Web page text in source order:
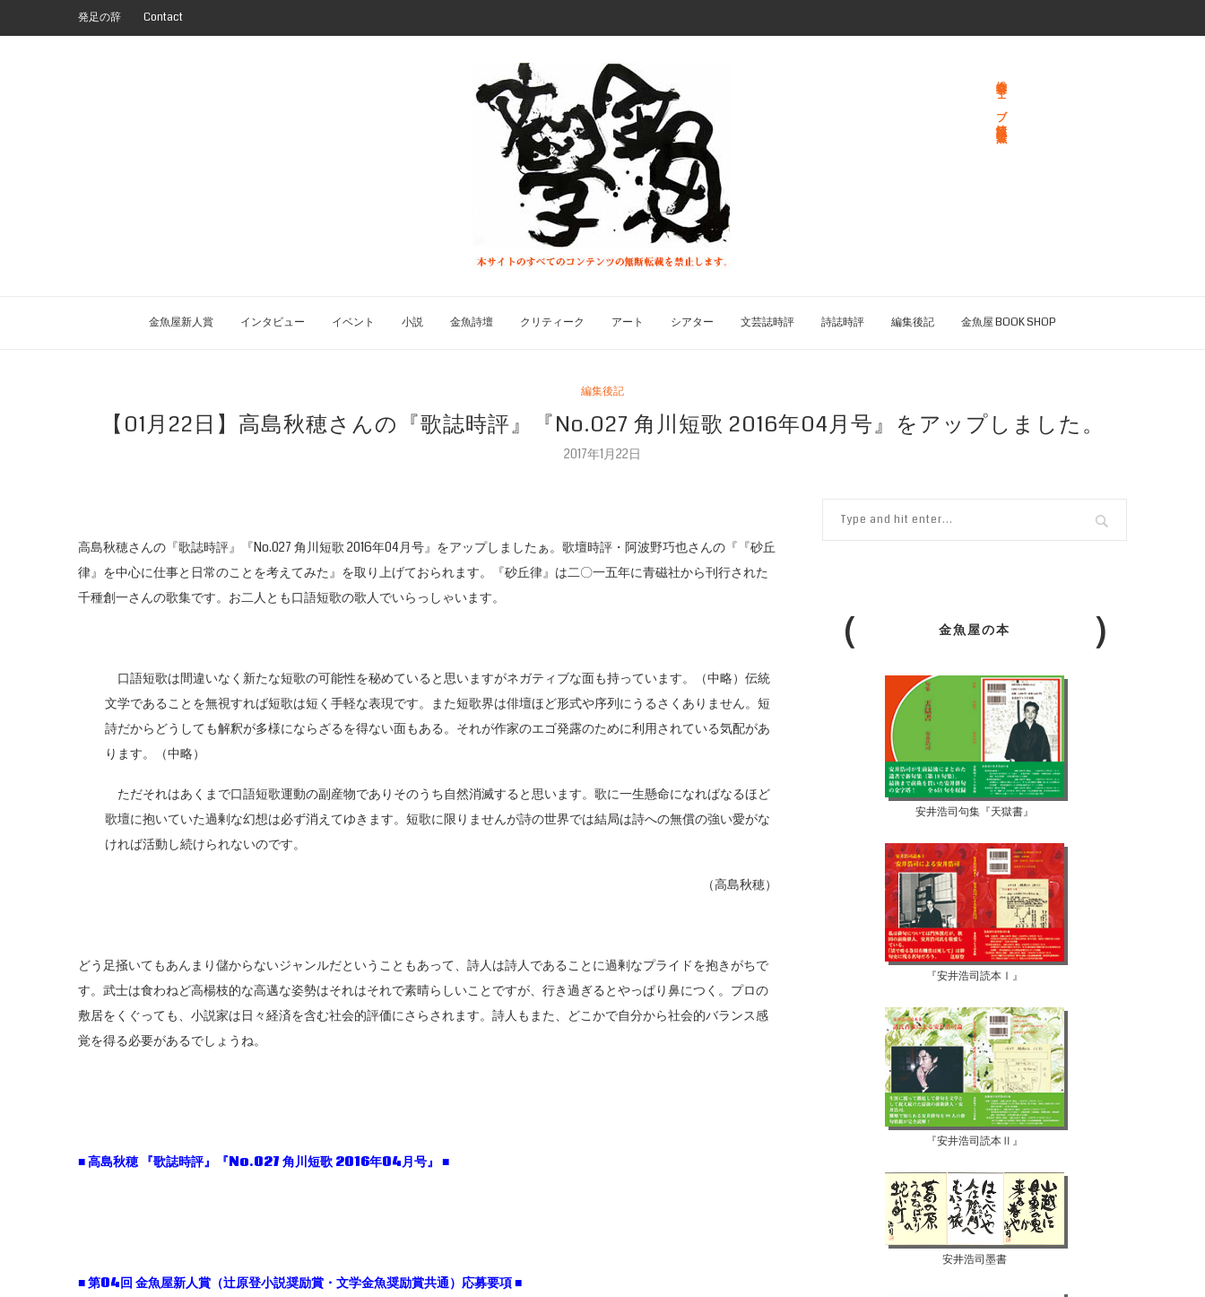
発足の辞 Contact
総合文学ウェブ情報誌 文学金魚
金魚屋新人賞 インタビュー イベント 小説 金魚詩壇 クリティーク アート シアター 文芸誌時評 詩誌時評 編集後記 金魚屋 BOOK SHOP
編集後記
【01月22日】高島秋穂さんの『歌誌時評』『No.027 角川短歌 2016年04月号』をアップしました。
2017年1月22日
高島秋穂さんの『歌誌時評』『No.027 角川短歌 2016年04月号』をアップしましたぁ。歌壇時評・阿波野巧也さんの『『砂丘
律』を中心に仕事と日常のことを考えてみた』を取り上げておられます。『砂丘律』は二〇一五年に青磁社から刊行された
千種創一さんの歌集です。お二人とも口語短歌の歌人でいらっしゃいます。
口語短歌は間違いなく新たな短歌の可能性を秘めていると思いますがネガティブな面も持っています。（中略）伝統
文学であることを無視すれば短歌は短く手軽な表現です。また短歌界は俳壇ほど形式や序列にうるさくありません。短
詩だからどうしても解釈が多様にならざるを得ない面もある。それが作家のエゴ発露のために利用されている気配があ
ります。（中略）
ただそれはあくまで口語短歌運動の副産物でありそのうち自然消滅すると思います。歌に一生懸命になればなるほど
歌壇に抱いていた過剰な幻想は必ず消えてゆきます。短歌に限りませんが詩の世界では結局は詩への無償の強い愛がな
ければ活動し続けられないのです。
（高島秋穂）
どう足掻いてもあんまり儲からないジャンルだということもあって、詩人は詩人であることに過剰なプライドを抱きがちで
す。武士は食わねど高楊枝的な高邁な姿勢はそれはそれで素晴らしいことですが、行き過ぎるとやっぱり鼻につく。プロの
敷居をくぐっても、小説家は日々経済を含む社会的評価にさらされます。詩人もまた、どこかで自分から社会的バランス感
覚を得る必要があるでしょうね。
■高島秋穂 『歌誌時評』『No.027 角川短歌 2016年04月号』 ■
■第04回 金魚屋新人賞（辻原登小説奨励賞・文学金魚奨励賞共通）応募要項■
金魚屋の本
安井浩司句集『天獄書』
『安井浩司読本Ⅰ』
『安井浩司読本Ⅱ』
安井浩司墨書